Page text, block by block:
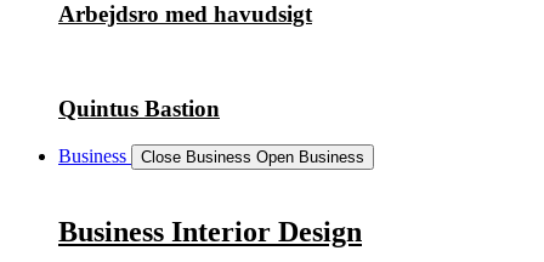
Arbejdsro med havudsigt
Quintus Bastion
Business Close Business Open Business
Business Interior Design